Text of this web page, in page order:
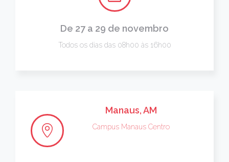
De 27 a 29 de novembro
Todos os dias das 08h00 às 16h00
Manaus, AM
Campus Manaus Centro